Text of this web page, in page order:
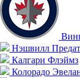
Нэшвилл
Калгари Флэймз
Колорадо